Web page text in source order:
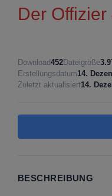
Der
Download452Dateigröße
Erstellungsdatum14.
Zuletzt aktualisiert14.
BESCHREIBUNG